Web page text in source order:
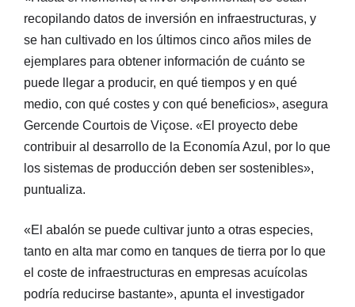
recopilando datos de inversión en infraestructuras, y
se han cultivado en los últimos cinco años miles de
ejemplares para obtener información de cuánto se
puede llegar a producir, en qué tiempos y en qué
medio, con qué costes y con qué beneficios», asegura
Gercende Courtois de Viçose. «El proyecto debe
contribuir al desarrollo de la Economía Azul, por lo que
los sistemas de producción deben ser sostenibles»,
puntualiza.
«El abalón se puede cultivar junto a otras especies,
tanto en alta mar como en tanques de tierra por lo que
el coste de infraestructuras en empresas acuícolas
podría reducirse bastante», apunta el investigador